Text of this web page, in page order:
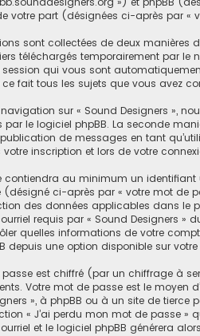
votre part (désignées ci-après par «
sont collectées de deux manières
téléchargés temporairement par le
qui vous sont
fait tous les sujets que vous avez
sur « Sound Designers »,
par le logiciel phpBB. La seconde
de messages en tant
votre inscription et lors de votre
contiendra au minimum un
ci-après par « votre mot de
des données applicables dans le
requis par « Sound Designers »
quelles informations de votre
depuis une option disponible sur
est chiffré (par un chiffrage à
Votre mot de passe est le moyen
», à phpBB ou à un site de
« J’ai perdu mon mot de passe »
et le logiciel phpBB générera